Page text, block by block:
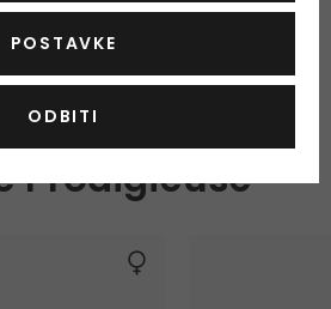
Prodigieuse
POSTAVKE
ODBITI